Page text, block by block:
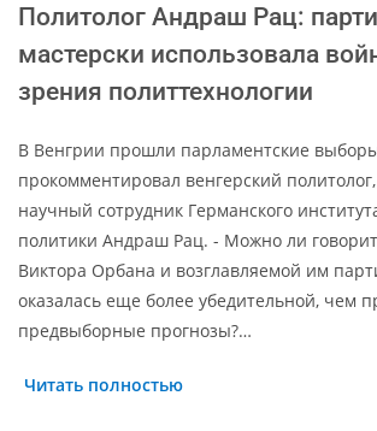
Политолог Андраш Рац:
мастерски использовала
зрения политтехнологии
В Венгрии прошли парламентские
прокомментировал венгерский
научный сотрудник Германского
политики Андраш Рац. - Можно ли
Виктора Орбана и возглавляемой им
оказалась еще более убедительной, чем
предвыборные прогнозы?…
Читать полностью